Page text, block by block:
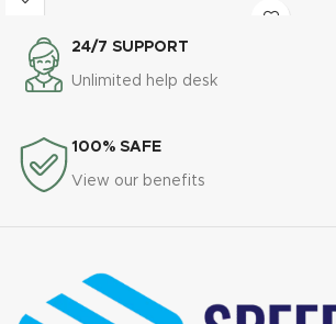
au quotidien.
24/7 SUPPORT
Unlimited help desk
100% SAFE
View our benefits